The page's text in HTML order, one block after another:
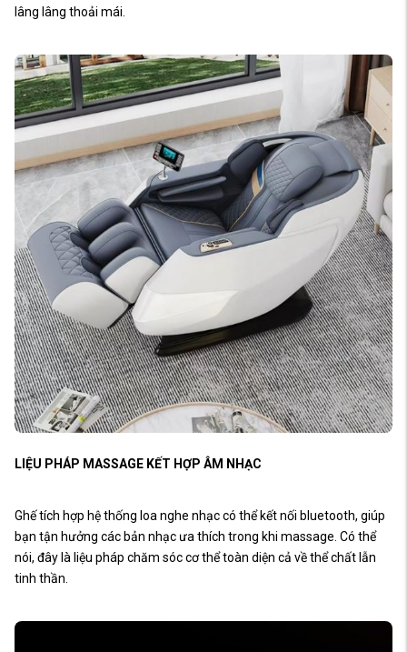
lâng lâng thoải mái.
LIỆU PHÁP MASSAGE KẾT HỢP ÂM NHẠC
Ghế tích hợp hệ thống loa nghe nhạc có thể kết nối bluetooth, giúp
bạn tận hưởng các bản nhạc ưa thích trong khi massage. Có thể
nói, đây là liệu pháp chăm sóc cơ thể toàn diện cả về thể chất lẫn
tinh thần.